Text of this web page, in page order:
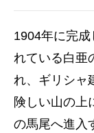
1904年に完
れている白亜
れ、ギリシャ
険しい山の上
の馬尾へ進入